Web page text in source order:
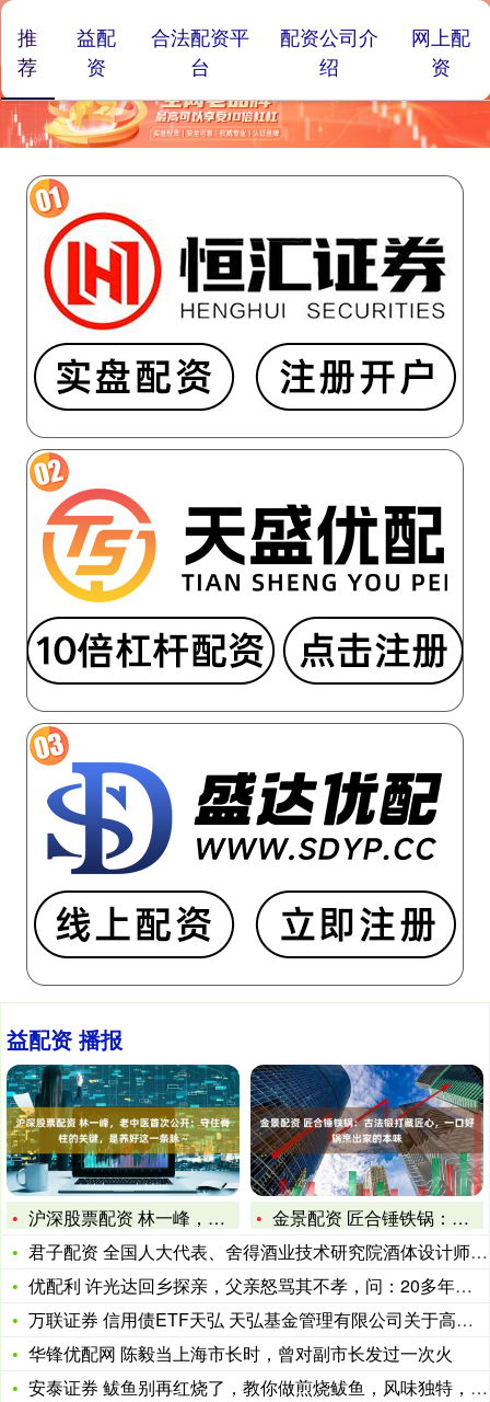
益配资 播报
沪深股票配资 林一峰，老中医首次公开：守住脊柱的关键，是养好
金景配资 匠合锤铁锅：古法锻打藏匠心，一口好锅烹出家的本味
君子配资 全国人大代表、舍得酒业技术研究院酒体设计师陈柏蓉：
优配利 许光达回乡探亲，父亲怒骂其不孝，问：20多年，你没一
万联证券 信用债ETF天弘 天弘基金管理有限公司关于高级管理
华锋优配网 陈毅当上海市长时，曾对副市长发过一次火
安泰证券 鲅鱼别再红烧了，教你做煎烧鲅鱼，风味独特，外焦里嫩
推
荐
益配
资
合法配资平
台
配资公司介
绍
网上配
资